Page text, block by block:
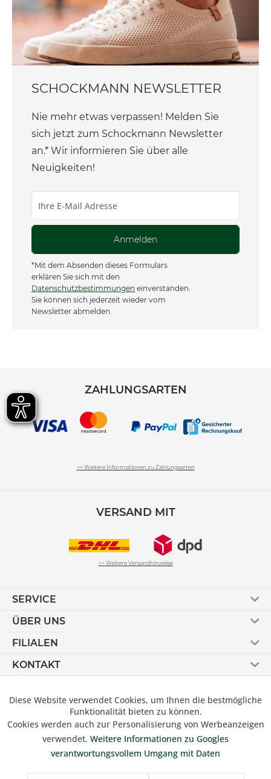
SCHOCKMANN NEWSLETTER
Nie mehr etwas verpassen! Melden Sie
sich jetzt zum Schockmann Newsletter
an.* Wir informieren Sie über alle
Neuigkeiten!
Anmelden
*Mit dem Absenden dieses Formulars
erklären Sie sich mit den
Datenschutzbestimmungen einverstanden.
Sie können sich jederzeit wieder vom
Newsletter abmelden.
ZAHLUNGSARTEN
>> Weitere Informationen zu Zahlungsarten
VERSAND MIT
>> Weitere Versandhinweise
SERVICE
ÜBER UNS
FILIALEN
KONTAKT
© 2019 Besser Gehen Schockmann GmbH. Alle Preise inkl.
der gesetzl. MwSt und zzgl.Versandkosten.
Funktionale Aktiv
Marketing Inaktiv
Tracking Inaktiv
Diese Website verwendet Cookies, um Ihnen die bestmögliche
Funktionalität bieten zu können.
Cookies werden auch zur Personalisierung von Werbeanzeigen
verwendet. Weitere Informationen zu Googles
verantwortungsvollem Umgang mit Daten